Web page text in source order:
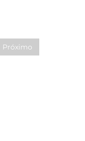
Próximo